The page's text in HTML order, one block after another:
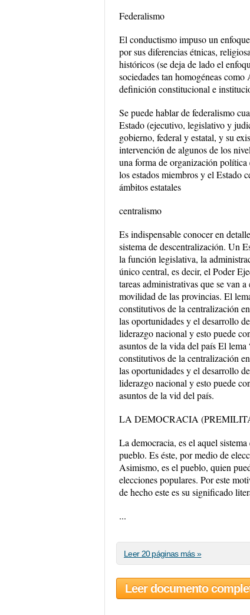
Federalismo
El conductismo impuso un
por sus diferencias étnicas,
históricos (se deja de lado el
sociedades tan homogéneas
definición constitucional e
Se puede hablar de federalismo
Estado (ejecutivo, legislativo y
gobierno, federal y estatal, y su
intervención de algunos de los
una forma de organización política
los estados miembros y el Estado
ámbitos estatales
centralismo
Es indispensable conocer en
sistema de descentralización. Un
la función legislativa, la
único central, es decir, el Poder
tareas administrativas que se van
movilidad de las provincias. El
constitutivos de la centralización
las oportunidades y el desarrollo
liderazgo nacional y esto puede
asuntos de la vida del país El
constitutivos de la centralización
las oportunidades y el desarrollo
liderazgo nacional y esto puede
asuntos de la vid del país.
LA DEMOCRACIA
La democracia, es el aquel
pueblo. Es éste, por medio de
Asimismo, es el pueblo, quien
elecciones populares. Por este
de hecho este es su significado
...
Leer 20 páginas más »
Leer documento